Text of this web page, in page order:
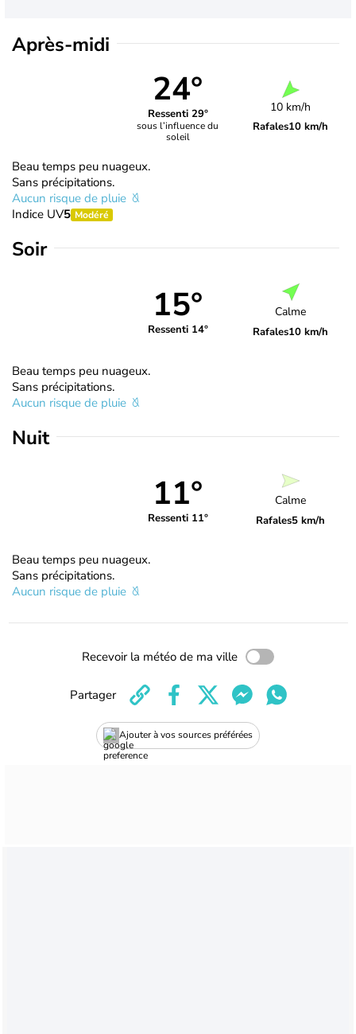
Après-midi
24°
Ressenti 29°
sous l’influence du
soleil
10 km/h
Rafales10 km/h
Beau temps peu nuageux.
Sans précipitations.
Aucun risque de pluie
Indice UV5 Modéré
Soir
15°
Ressenti 14°
Calme
Rafales10 km/h
Beau temps peu nuageux.
Sans précipitations.
Aucun risque de pluie
Nuit
11°
Ressenti 11°
Calme
Rafales5 km/h
Beau temps peu nuageux.
Sans précipitations.
Aucun risque de pluie
Recevoir la météo de ma ville
Ajouter à vos sources préférées
Partager